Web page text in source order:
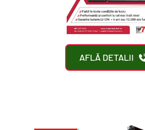
AFLĂ DETALII